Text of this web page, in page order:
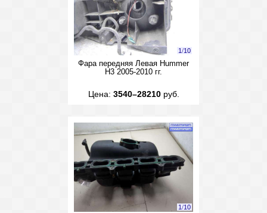
1/10
Фара передняя Левая Hummer
H3 2005-2010 гг.
Цена: 3540–28210руб.
1/10